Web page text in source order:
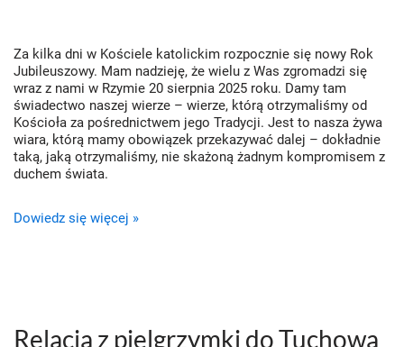
Za kilka dni w Kościele katolickim rozpocznie się nowy Rok
Jubileuszowy. Mam nadzieję, że wielu z Was zgromadzi się
wraz z nami w Rzymie 20 sierpnia 2025 roku. Damy tam
świadectwo naszej wierze – wierze, którą otrzymaliśmy od
Kościoła za pośrednictwem jego Tradycji. Jest to nasza żywa
wiara, którą mamy obowiązek przekazywać dalej – dokładnie
taką, jaką otrzymaliśmy, nie skażoną żadnym kompromisem z
duchem świata.
Dowiedz się więcej »
Relacja z pielgrzymki do Tuchowa